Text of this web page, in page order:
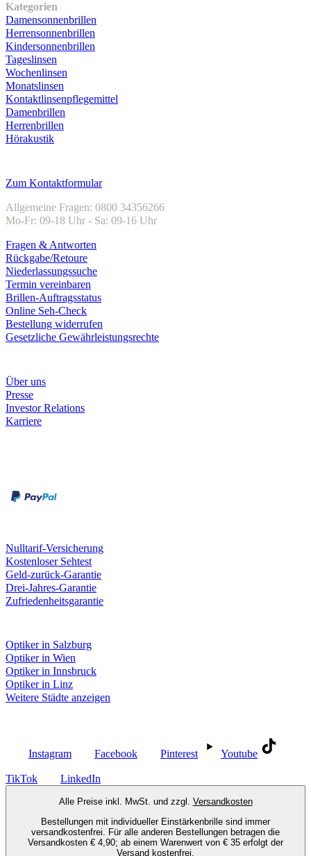
Kategorien
Damensonnenbrillen
Herrensonnenbrillen
Kindersonnenbrillen
Tageslinsen
Wochenlinsen
Monatslinsen
Kontaktlinsenpflegemittel
Damenbrillen
Herrenbrillen
Hörakustik
Zum Kontaktformular
Allgemeine Fragen: 0800 34356266
Mo-Fr: 09-18 Uhr - Sa: 09-16 Uhr
Fragen & Antworten
Rückgabe/Retoure
Niederlassungssuche
Termin vereinbaren
Brillen-Auftragsstatus
Online Seh-Check
Bestellung widerrufen
Gesetzliche Gewährleistungsrechte
Über uns
Presse
Investor Relations
Karriere
Nulltarif-Versicherung
Kostenloser Sehtest
Geld-zurück-Garantie
Drei-Jahres-Garantie
Zufriedenheitsgarantie
Optiker in Salzburg
Optiker in Wien
Optiker in Innsbruck
Optiker in Linz
Weitere Städte anzeigen
Instagram Facebook Pinterest Youtube
TikTok LinkedIn
Alle Preise inkl. MwSt. und zzgl. Versandkosten
Bestellungen mit individueller Einstärkenbrille sind immer
versandkostenfrei. Für alle anderen Bestellungen betragen die
Versandkosten € 4,90; ab einem Warenwert von € 35 erfolgt der
Versand kostenfrei.